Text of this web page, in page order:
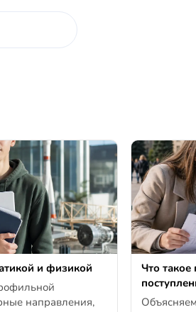
и физикой
направления,
Что такое